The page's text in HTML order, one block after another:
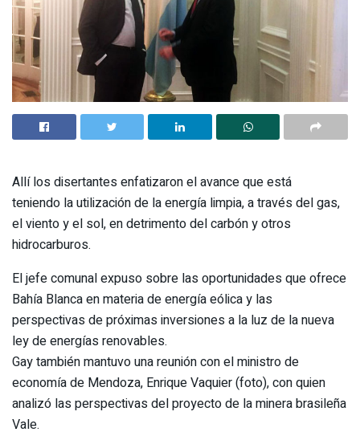
Allí los disertantes enfatizaron el avance que está
teniendo la utilización de la energía limpia, a través del gas,
el viento y el sol, en detrimento del carbón y otros
hidrocarburos.
El jefe comunal expuso sobre las oportunidades que ofrece
Bahía Blanca en materia de energía eólica y las
perspectivas de próximas inversiones a la luz de la nueva
ley de energías renovables.
Gay también mantuvo una reunión con el ministro de
economía de Mendoza, Enrique Vaquier (foto), con quien
analizó las perspectivas del proyecto de la minera brasileña
Vale.